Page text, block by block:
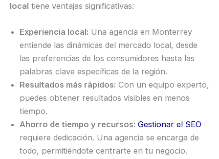
local tiene ventajas significativas:
Experiencia local: Una agencia en Monterrey
entiende las dinámicas del mercado local, desde
las preferencias de los consumidores hasta las
palabras clave específicas de la región.
Resultados más rápidos: Con un equipo experto,
puedes obtener resultados visibles en menos
tiempo.
Ahorro de tiempo y recursos: Gestionar el SEO
requiere dedicación. Una agencia se encarga de
todo, permitiéndote centrarte en tu negocio.